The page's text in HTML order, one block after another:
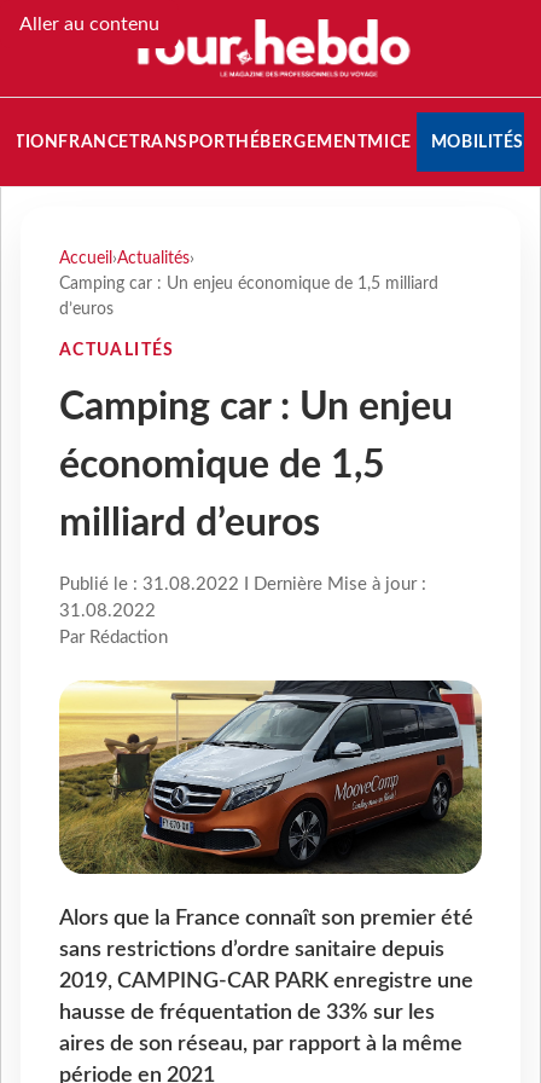
Aller au contenu
FRANCETRANSPORT HÉBERGEMENTMICE MOBILITÉS
Accueil ›Actualités›
Camping car : Un enjeu économique de 1,5 milliard
d’euros
ACTUALITÉS
Camping car : Un enjeu
économique de 1,5
milliard d’euros
Publié le : 31.08.2022 I Dernière Mise à jour :
31.08.2022
Par Rédaction
Alors que la France connaît son premier été
sans restrictions d’ordre sanitaire depuis
2019, CAMPING-CAR PARK enregistre une
hausse de fréquentation de 33% sur les
aires de son réseau, par rapport à la même
période en 2021